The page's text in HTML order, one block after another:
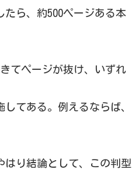
ら、約500ページある本
てページが抜け、いずれ
てある。例えるならば、
はり結論として、この判型